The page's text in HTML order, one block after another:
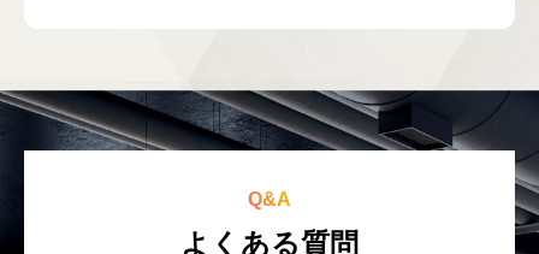
Q&A
よくある質問